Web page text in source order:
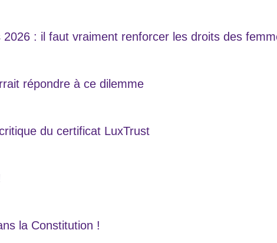
: il faut vraiment renforcer les droits des
répondre à ce dilemme
du certificat LuxTrust
la Constitution !